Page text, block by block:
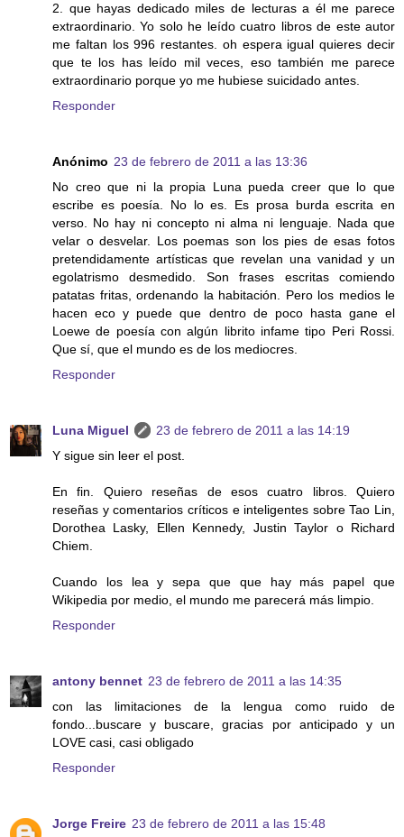
2. que hayas dedicado miles de lecturas a él me parece
extraordinario. Yo solo he leído cuatro libros de este autor
me faltan los 996 restantes. oh espera igual quieres decir
que te los has leído mil veces, eso también me parece
extraordinario porque yo me hubiese suicidado antes.
Responder
Anónimo 23 de febrero de 2011 a las 13:36
No creo que ni la propia Luna pueda creer que lo que
escribe es poesía. No lo es. Es prosa burda escrita en
verso. No hay ni concepto ni alma ni lenguaje. Nada que
velar o desvelar. Los poemas son los pies de esas fotos
pretendidamente artísticas que revelan una vanidad y un
egolatrismo desmedido. Son frases escritas comiendo
patatas fritas, ordenando la habitación. Pero los medios le
hacen eco y puede que dentro de poco hasta gane el
Loewe de poesía con algún librito infame tipo Peri Rossi.
Que sí, que el mundo es de los mediocres.
Responder
Luna Miguel
23 de febrero de 2011 a las 14:19
Y sigue sin leer el post.
En fin. Quiero reseñas de esos cuatro libros. Quiero
reseñas y comentarios críticos e inteligentes sobre Tao Lin,
Dorothea Lasky, Ellen Kennedy, Justin Taylor o Richard
Chiem.
Cuando los lea y sepa que que hay más papel que
Wikipedia por medio, el mundo me parecerá más limpio.
Responder
antony bennet 23 de febrero de 2011 a las 14:35
con las limitaciones de la lengua como ruido de
fondo...buscare y buscare, gracias por anticipado y un
LOVE casi, casi obligado
Responder
Jorge Freire 23 de febrero de 2011 a las 15:48